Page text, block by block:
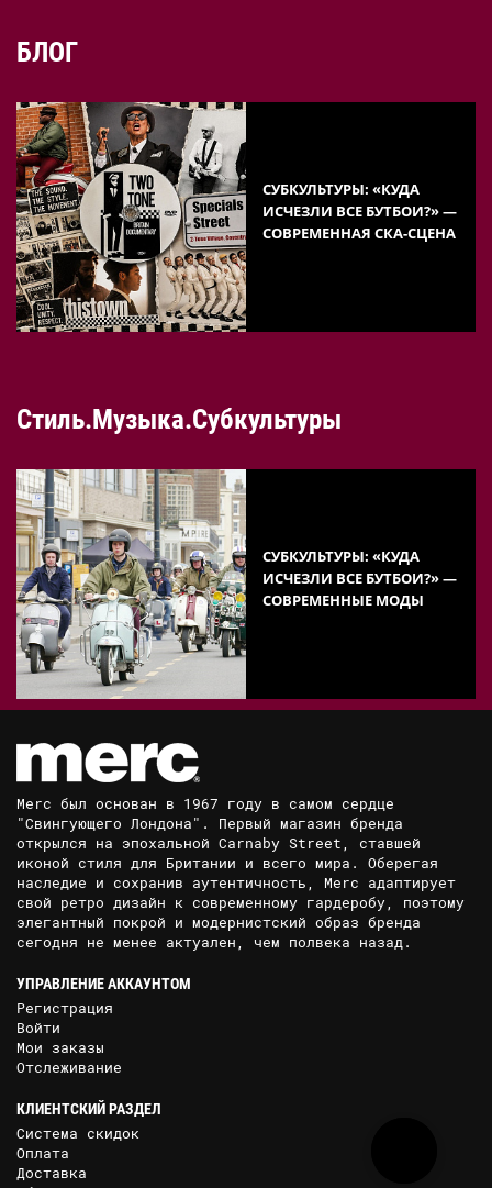
БЛОГ
СУБКУЛЬТУРЫ: «КУДА
ИСЧЕЗЛИ ВСЕ БУТБОИ?» —
СОВРЕМЕННАЯ СКА-СЦЕНА
Стиль.Музыка.Субкультуры
СУБКУЛЬТУРЫ: «КУДА
ИСЧЕЗЛИ ВСЕ БУТБОИ?» —
СОВРЕМЕННЫЕ МОДЫ
Merc был основан в 1967 году в самом сердце
"Свингующего Лондона". Первый магазин бренда
открылся на эпохальной Carnaby Street, ставшей
иконой стиля для Британии и всего мира. Оберегая
наследие и сохранив аутентичность, Merc адаптирует
свой ретро дизайн к современному гардеробу, поэтому
элегантный покрой и модернистский образ бренда
сегодня не менее актуален, чем полвека назад.
УПРАВЛЕНИЕ АККАУНТОМ
Регистрация
Войти
Мои заказы
Отслеживание
КЛИЕНТСКИЙ РАЗДЕЛ
Система скидок
Оплата
Доставка